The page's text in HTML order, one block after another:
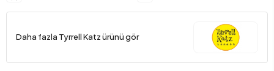
Daha fazla Tyrrell Katz ürünü gör